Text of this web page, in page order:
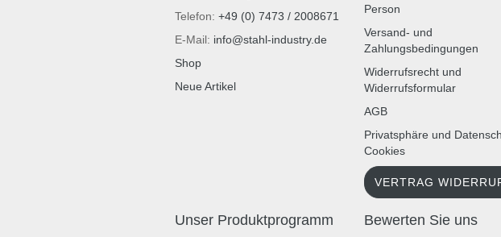
Telefon: +49 (0) 7473 / 2008671
E-Mail: info@stahl-industry.de
Shop
Neue Artikel
Person
Versand- und
Zahlungsbedingungen
Widerrufsrecht und
Widerrufsformular
AGB
Privatsphäre und
Cookies
VERTRAG
Unser Produktprogramm Bewerten Sie uns